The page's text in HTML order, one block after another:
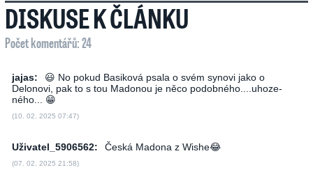
DISKUSE K ČLÁNKU
Počet komentářů: 24
jajas:
😃 No pokud Basiková psala o svém synovi jako o
Delonovi, pak to s tou Madonou je něco podob­ného­....u­hoze­
ného­... 😁
(10. 02. 2025 07:47)
Uživatel_5906562: Česká Madona z Wishe😂
(07. 02. 2025 21:58)